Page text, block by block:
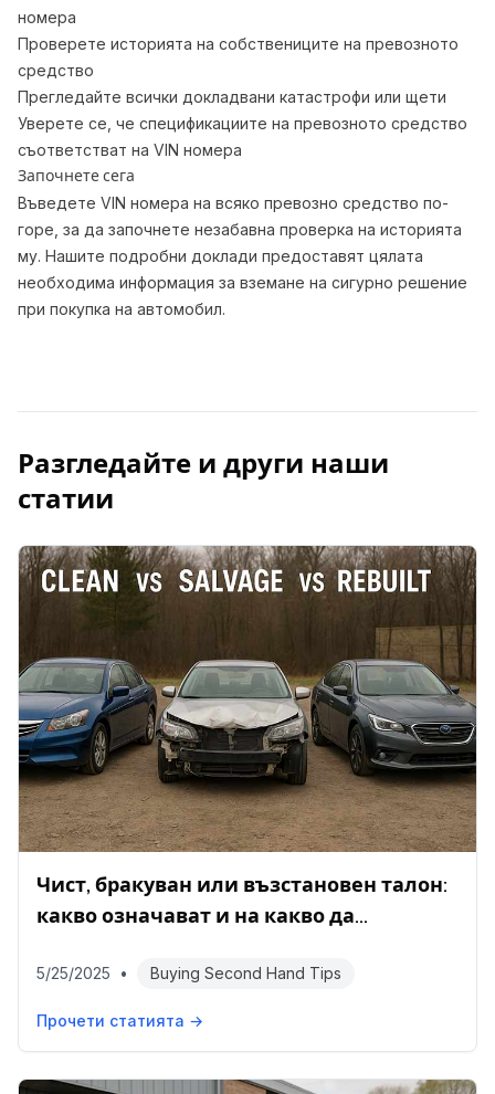
номера
Проверете историята на собствениците на превозното
средство
Прегледайте всички докладвани катастрофи или щети
Уверете се, че спецификациите на превозното средство
съответстват на VIN номера
Започнете сега
Въведете VIN номера на всяко превозно средство по-
горе, за да започнете незабавна проверка на историята
му. Нашите подробни доклади предоставят цялата
необходима информация за вземане на сигурно решение
при покупка на автомобил.
Разгледайте и други наши
статии
Чист, бракуван или възстановен талон:
какво означават и на какво да
5/25/2025 • Buying Second Hand Tips
Прочети статията →